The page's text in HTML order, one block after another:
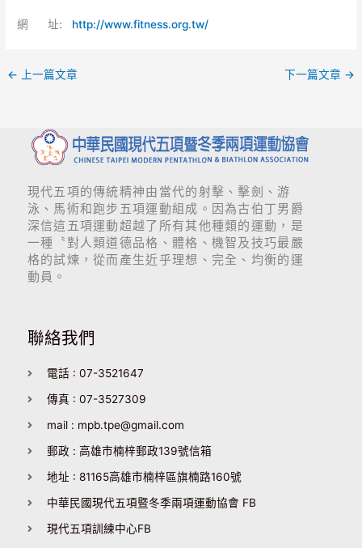
網 址: http://www.fitness.org.tw/
← 上一篇文章 下一篇文章 →
現代五項的傳統精神由當代的射擊、擊劍、游
泳、馬術和跑步五項運動組成。因為古伯丁男爵
深信這五項運動超越了所有其他種類的運動，是
一種〝對人類道德品格、體格、機智及技巧最嚴
格的試煉，從而產生近乎理想、完全、均衡的運
動員。
聯絡我們
電話 : 07-3521647
傳真 : 07-3527309
mail : mpb.tpe@gmail.com
郵政 : 高雄市楠梓郵政139號信箱
地址 : 81165高雄市楠梓區旗楠路160號
中華民國現代五項暨冬季兩項運動協會 FB
現代五項訓練中心FB